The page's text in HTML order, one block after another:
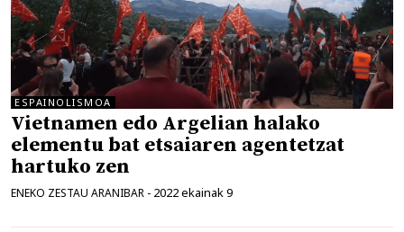
ESPAINOLISMOA
Vietnamen edo Argelian halako
elementu bat etsaiaren agentetzat
hartuko zen
ENEKO ZESTAU ARANIBAR - 2022 ekainak 9